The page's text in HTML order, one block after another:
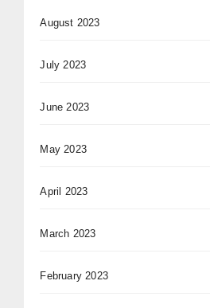
August 2023
July 2023
June 2023
May 2023
April 2023
March 2023
February 2023